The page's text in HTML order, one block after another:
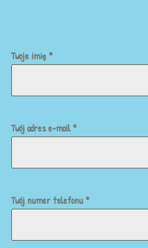
Twoje imię*
Twój adres e-mail*
Twój numer telefonu*